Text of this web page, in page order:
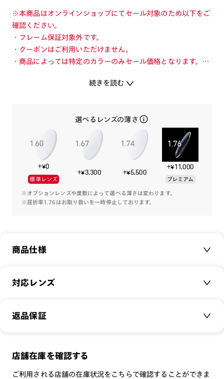
※本商品はオンラインショップにてセール対象のため以下をご
確認ください。
・フレーム保証対象外です。
・クーポンはご利用いただけません。
・商品によっては特定のカラーのみセール価格となります。カ
・店舗とオンラインショップで価格が異なる場合があります。
シンプルなデザインにトレンドを組み込んだメタルフレーム。
ミニマルとトレンドを程よくミックスしたデザインで、テンプ
ルの彫金が横顔を印象的に演出してくれます。
使いやすい人気のカラーリングで取り揃えました。
続きを読む
選べるレンズの薄さ
+¥0
標準レンズ
+¥3,300 +¥5,500
+¥11,000
プレミアム
※オプションレンズや度数によって選べる薄さは変わります。
※屈折率1.76はお取り扱いを一時停止しております。
商品仕様
商品名：
サイズ：
シリーズ： TODAY
性別： UNISEX
対応レンズ
クリアレンズ（常用・老眼鏡用）
JINS SCREEN
返品保証
メガネの度数が合わなくなっても、
店舗在庫を確認する
ご利用される店舗の在庫状況をこちらで確認することができま